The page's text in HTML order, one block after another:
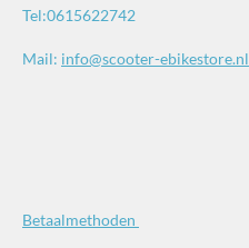
Tel:0615622742
Mail: info@scooter-ebikestore.nl
Betaalmethoden